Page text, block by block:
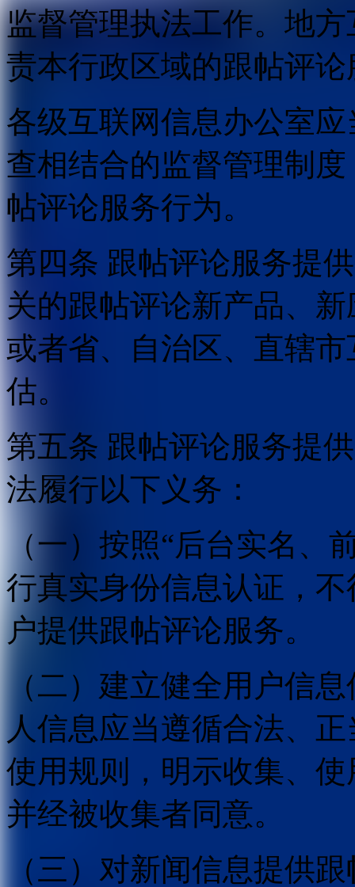
监督管理执法工作。地
责本行政区域的跟帖评
各级互联网信息办公室
查相结合的监督管理制
帖评论服务行为。
第四条 跟帖评论服务提
关的跟帖评论新产品、
或者省、自治区、直辖
估。
第五条 跟帖评论服务提
法履行以下义务：
（一）按照“后台实名、
行真实身份信息认证，
户提供跟帖评论服务。
（二）建立健全用户信
人信息应当遵循合法、
使用规则，明示收集、
并经被收集者同意。
（三）对新闻信息提供